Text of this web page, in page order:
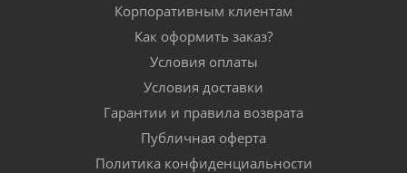
Корпоративным клиентам
Как оформить заказ?
Условия оплаты
Условия доставки
Гарантии и правила возврата
Публичная оферта
Политика конфиденциальности